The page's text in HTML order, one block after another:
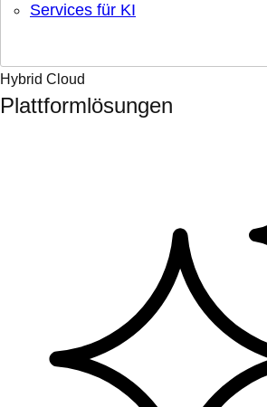
Services für KI
Hybrid Cloud
Plattformlösungen